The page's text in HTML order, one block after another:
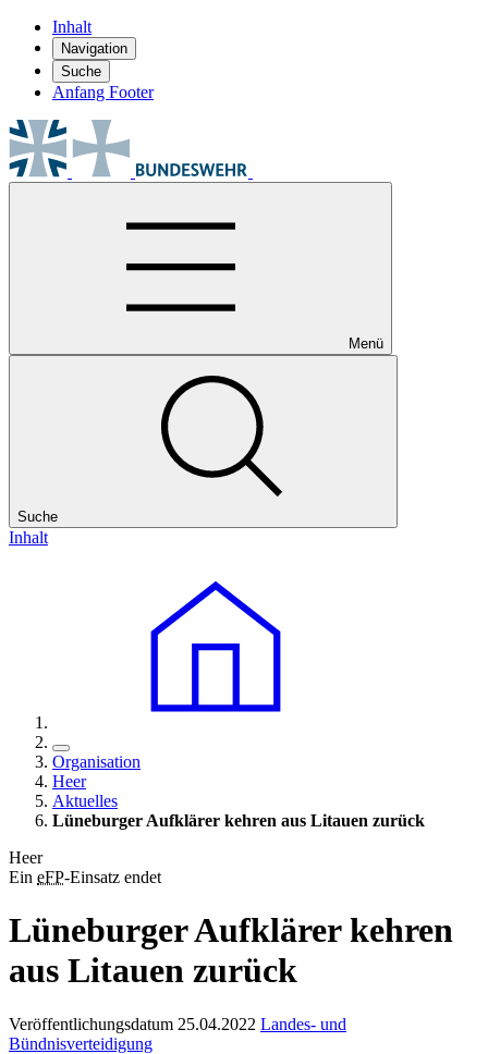
Inhalt
Navigation
Suche
Anfang Footer
Menü
Suche
Inhalt
Organisation
Heer
Aktuelles
Lüneburger Aufklärer kehren aus Litauen zurück
Heer
Ein eFP-Einsatz endet
Lüneburger Aufklärer kehren
aus Litauen zurück
Veröffentlichungsdatum 25.04.2022 Landes- und
Bündnisverteidigung